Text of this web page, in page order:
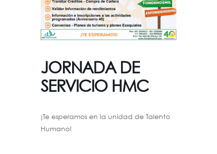
JORNADA DE
SERVICIO HMC
¡Te esperamos en la unidad de Talento
Humano!